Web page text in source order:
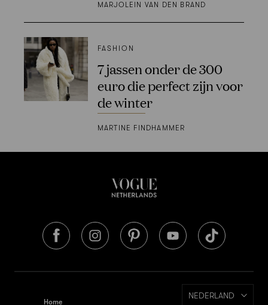
MARJOLEIN VAN DEN BRAND
FASHION
7 jassen onder de 300
euro die perfect zijn voor
de winter
MARTINE FINDHAMMER
Home
NEDERLAND